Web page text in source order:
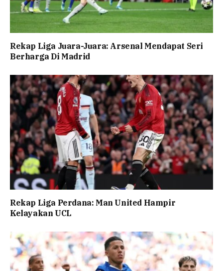
Rekap Liga Juara-Juara: Arsenal Mendapat Seri
Berharga Di Madrid
Rekap Liga Perdana: Man United Hampir
Kelayakan UCL